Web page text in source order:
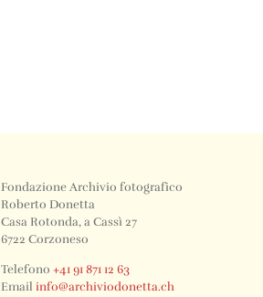
Fondazione Archivio fotografico
Roberto Donetta
Casa Rotonda, a Cassì 27
6722 Corzoneso
Telefono +41 91 871 12 63
Email info@archiviodonetta.ch